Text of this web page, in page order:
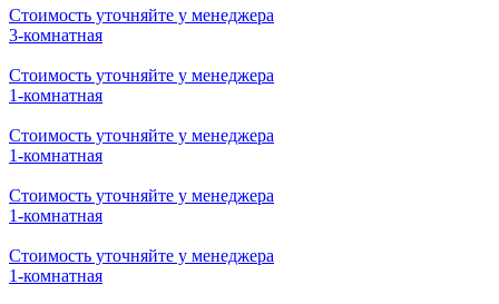
Стоимость уточняйте у менеджера
3-комнатная
Стоимость уточняйте у менеджера
1-комнатная
Стоимость уточняйте у менеджера
1-комнатная
Стоимость уточняйте у менеджера
1-комнатная
Стоимость уточняйте у менеджера
1-комнатная